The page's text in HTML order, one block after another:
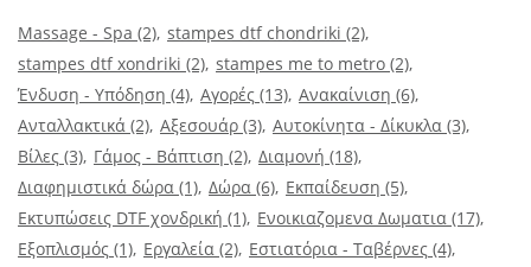
Massage - Spa (2) stampes dtf chondriki (2)
stampes dtf xondriki (2) stampes me to metro (2)
Ένδυση - Υπόδηση (4) Αγορές (13) Ανακαίνιση (6)
Ανταλλακτικά (2) Αξεσουάρ (3) Αυτοκίνητα - Δίκυκλα (3)
Βίλες (3) Γάμος - Βάπτιση (2) Διαμονή (18)
Διαφημιστικά δώρα (1) Δώρα (6) Εκπαίδευση (5)
Εκτυπώσεις DTF χονδρική (1) Ενοικιαζομενα Δωματια (17)
Εξοπλισμός (1) Εργαλεία (2) Εστιατόρια - Ταβέρνες (4)